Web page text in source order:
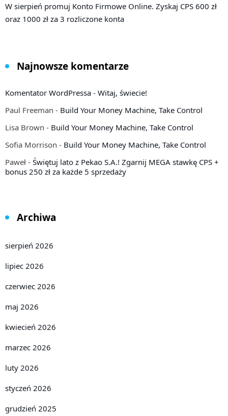
W sierpień promuj Konto Firmowe Online. Zyskaj CPS 600 zł
oraz 1000 zł za 3 rozliczone konta
Najnowsze komentarze
Komentator WordPressa - Witaj, świecie!
Paul Freeman - Build Your Money Machine, Take Control
Lisa Brown - Build Your Money Machine, Take Control
Sofia Morrison - Build Your Money Machine, Take Control
Paweł - Świętuj lato z Pekao S.A.! Zgarnij MEGA stawkę CPS +
bonus 250 zł za każde 5 sprzedaży
Archiwa
sierpień 2026
lipiec 2026
czerwiec 2026
maj 2026
kwiecień 2026
marzec 2026
luty 2026
styczeń 2026
grudzień 2025